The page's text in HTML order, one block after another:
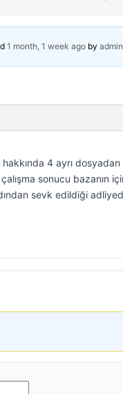
1 month, 1 week ago by admin
hakkında 4 ayrı
sonucu bazanın
sevk edildiği